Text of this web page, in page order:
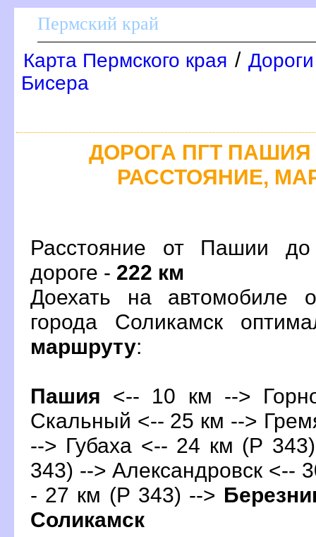
Пермский край
Карта Пермского края /
Бисера
ДОРОГА ПГТ ПАШИЯ
РАССТОЯНИЕ,
Расстояние от Пашии
дороге - 222 км
Доехать на автомобиле
орода Соликамск
маршруту:
Пашия <-- 10 км -->
Скальный <-- 25 км -->
--> Губаха <-- 24 км (Р
343) --> Александровск <--
- 27 км (Р 343) -->
Соликамск